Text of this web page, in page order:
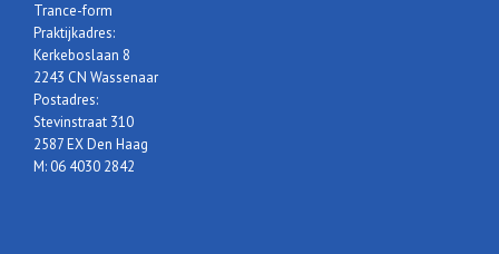
Trance-form
Praktijkadres:
Kerkeboslaan 8
2243 CN Wassenaar
Postadres:
Stevinstraat 310
2587 EX Den Haag
M: 06 4030 2842